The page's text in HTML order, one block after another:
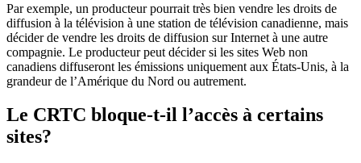
Par exemple, un producteur pourrait très bien vendre les droits de
diffusion à la télévision à une station de télévision canadienne, mais
décider de vendre les droits de diffusion sur Internet à une autre
compagnie. Le producteur peut décider si les sites Web non
canadiens diffuseront les émissions uniquement aux États-Unis, à la
grandeur de l’Amérique du Nord ou autrement.
Le CRTC bloque-t-il l’accès à certains
sites?